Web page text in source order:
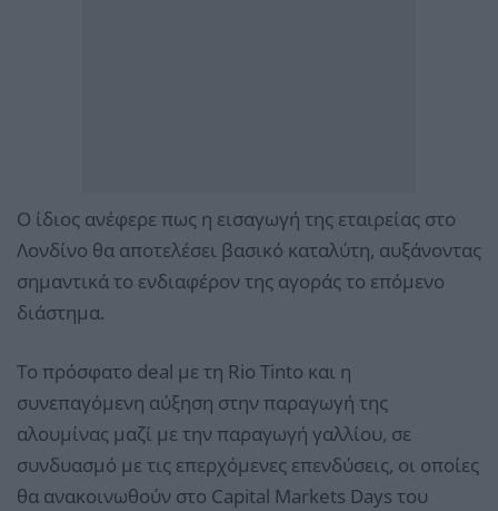
Ο ίδιος ανέφερε πως η εισαγωγή της εταιρείας στο
Λονδίνο θα αποτελέσει βασικό καταλύτη, αυξάνοντας
σημαντικά το ενδιαφέρoν της αγοράς το επόμενο
διάστημα.
Το πρόσφατο deal με τη Rio Tinto και η
συνεπαγόμενη αύξηση στην παραγωγή της
αλουμίνας μαζί με την παραγωγή γαλλίου, σε
συνδυασμό με τις επερχόμενες επενδύσεις, οι οποίες
θα ανακοινωθούν στο Capital Markets Days του